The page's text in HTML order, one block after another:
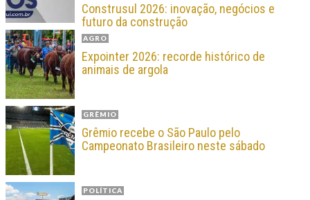
Construsul 2026: inovação, negócios e
futuro da construção
AGRO
Expointer 2026: recorde histórico de
animais de argola
GRÊMIO
Grêmio recebe o São Paulo pelo
Campeonato Brasileiro neste sábado
POLÍTICA